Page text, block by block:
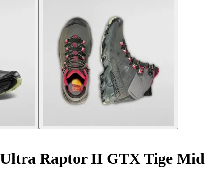
Raptor II GTX Tige Mid